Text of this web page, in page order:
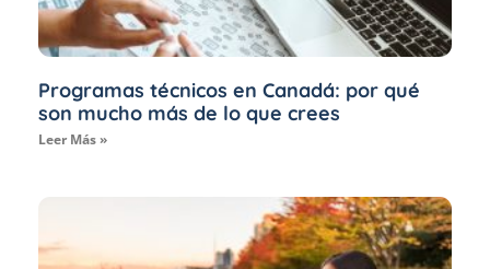
Programas técnicos en Canadá: por qué
son mucho más de lo que crees
Leer Más »